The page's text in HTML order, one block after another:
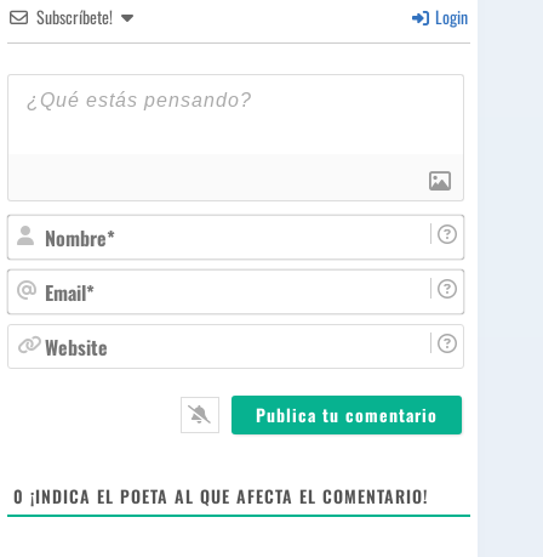
Subscríbete! Login
o
m
b
r
m
ie
0 ¡INDICA EL POETA AL QUE AFECTA EL COMENTARIO!